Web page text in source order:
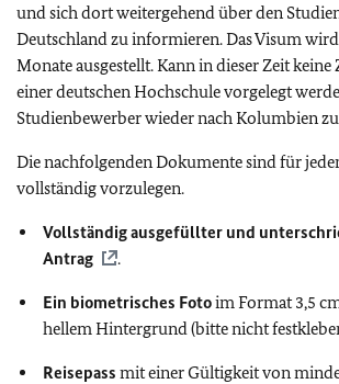
und sich dort weitergehend über den
Deutschland zu informieren. Das Visum
Monate ausgestellt. Kann in dieser Zeit keine
einer deutschen Hochschule vorgelegt
Studienbewerber wieder nach Kolumbien
Die nachfolgenden Dokumente sind für
vollständig vorzulegen.
Vollständig ausgefüllter und
Antrag
.
Ein biometrisches Fotoim Format 3,5
hellem Hintergrund (bitte nicht
Reisepass mit einer Gültigkeit von